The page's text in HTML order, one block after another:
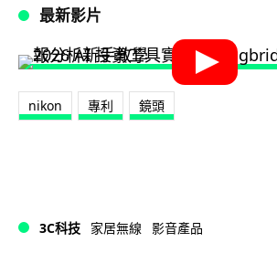
最新影片
nikon 專利 鏡頭
3C科技 家居無線 影音產品